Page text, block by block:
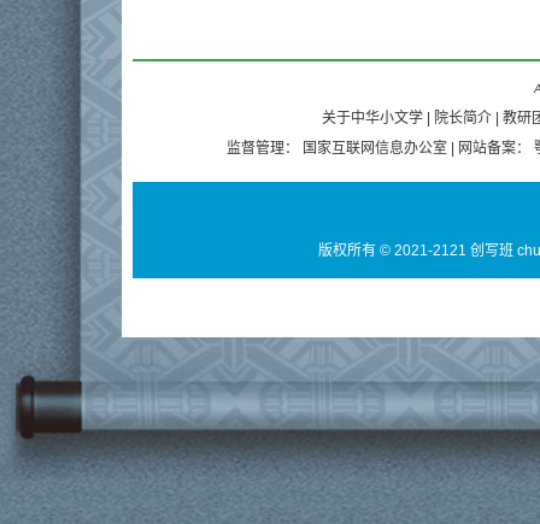
关于中华小文学 院长简介
教研
监督管理：
国家互联网信息办公室 | 网站备案：
版权所有 © 2021-2121 创写班